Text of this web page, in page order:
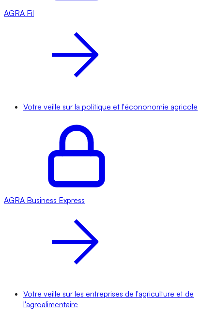
AGRA Fil
Votre veille sur la politique et l'écononomie agricole
AGRA Business Express
Votre veille sur les entreprises de l'agriculture et de
l'agroalimentaire